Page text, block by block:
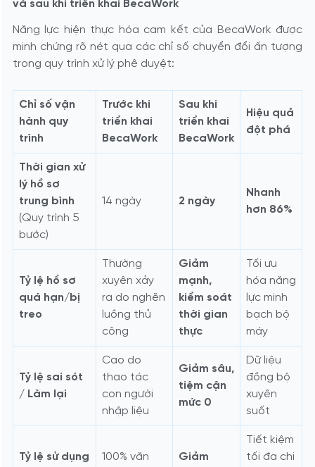
và sau khi triển khai BecaWork
Năng lực hiện thực hóa cam kết của BecaWork được
minh chứng rõ nét qua các chỉ số chuyển đổi ấn tượng
trong quy trình xử lý phê duyệt:
Chỉ số vận
hành quy
trình
Trước khi
triển khai
BecaWork
Sau khi
triển khai
BecaWork
Hiệu quả
đột phá
Thời gian xử
lý hồ sơ
trung bình
(Quy trình 5
bước)
14 ngày 2 ngày
Nhanh
hơn 86%
Tỷ lệ hồ sơ
quá hạn/bị
treo
Thường
xuyên xảy
ra do nghẽn
luồng thủ
công
Giảm
mạnh,
kiểm soát
thời gian
thực
Tối ưu
hóa năng
lực minh
bạch bộ
máy
Tỷ lệ sai sót
/ Làm lại
Cao do
thao tác
con người
nhập liệu
Giảm sâu,
tiệm cận
mức 0
Dữ liệu
đồng bộ
xuyên
suốt
Tỷ lệ sử dụng
100% văn
Giảm
Tiết kiệm
tối đa chi